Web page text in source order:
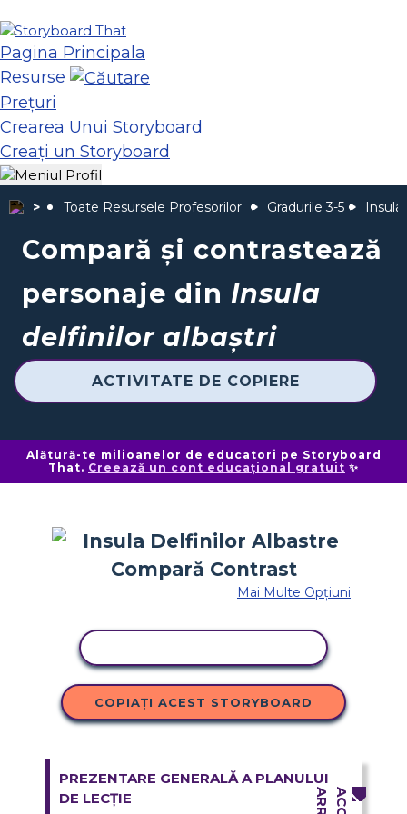
Pagina Principala
Resurse
Prețuri
Crearea Unui Storyboard
Creați un Storyboard
Toate Resursele Profesorilor Gradurile 3-5
Compară și contrastează
personaje din Insula
delfinilor albaștri
ACTIVITATE DE COPIERE
Alătură-te milioanelor de educatori pe Storyboard
That. Creează un cont educațional gratuit ✨
Mai Multe Opțiuni
COPIAȚI ACEST STORYBOARD
PREZENTARE GENERALĂ A PLANULUI
DE LECȚIE